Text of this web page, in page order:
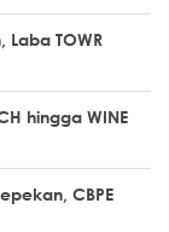
Laba TOWR
hingga WINE
CBPE